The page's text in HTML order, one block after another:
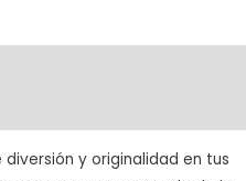
y originalidad en tus